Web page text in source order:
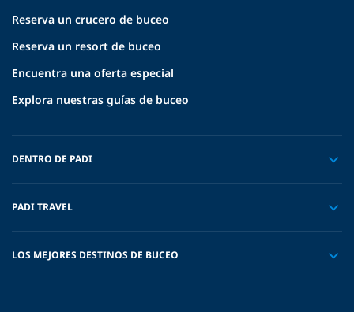
Reserva un crucero de buceo
Reserva un resort de buceo
Encuentra una oferta especial
Explora nuestras guías de buceo
DENTRO DE PADI
PADI TRAVEL
LOS MEJORES DESTINOS DE BUCEO